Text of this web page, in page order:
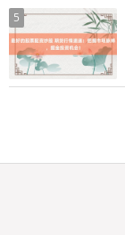
5